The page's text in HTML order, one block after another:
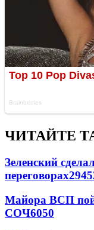
ЧИТАЙТЕ
Зеленский
переговорах
Майора ВСП
СОЧ6050